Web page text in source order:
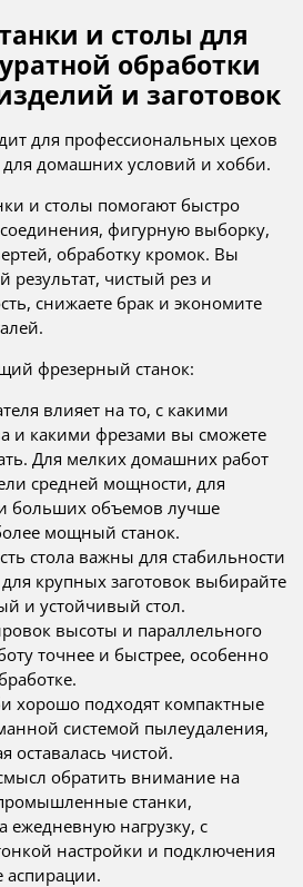
и столы для
обработки
и заготовок
для профессиональных цехов
для домашних условий и хобби.
и столы помогают быстро
фигурную выборку,
обработку кромок. Вы
результат, чистый рез и
снижаете брак и экономите
фрезерный станок:
влияет на то, с какими
и какими фрезами вы сможете
Для мелких домашних работ
средней мощности, для
больших объемов лучше
мощный станок.
стола важны для стабильности
крупных заготовок выбирайте
и устойчивый стол.
высоты и параллельного
точнее и быстрее, особенно
хорошо подходят компактные
системой пылеудаления,
оставалась чистой.
обратить внимание на
станки,
ежедневную нагрузку, с
настройки и подключения
аспирации.